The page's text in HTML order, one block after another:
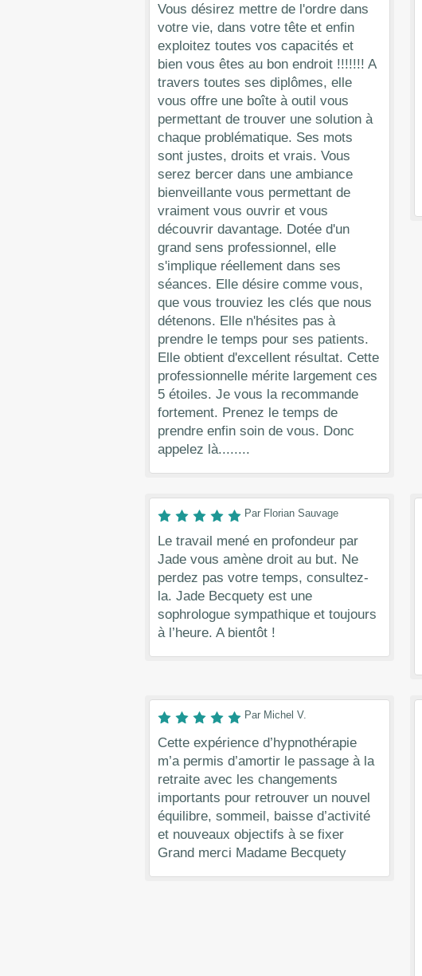
Vous désirez mettre de l'ordre dans
votre vie, dans votre tête et enfin
exploitez toutes vos capacités et
bien vous êtes au bon endroit !!!!!!! A
travers toutes ses diplômes, elle
vous offre une boîte à outil vous
permettant de trouver une solution à
chaque problématique. Ses mots
sont justes, droits et vrais. Vous
serez bercer dans une ambiance
bienveillante vous permettant de
vraiment vous ouvrir et vous
découvrir davantage. Dotée d'un
grand sens professionnel, elle
s'implique réellement dans ses
séances. Elle désire comme vous,
que vous trouviez les clés que nous
détenons. Elle n'hésites pas à
prendre le temps pour ses patients.
Elle obtient d'excellent résultat. Cette
professionnelle mérite largement ces
5 étoiles. Je vous la recommande
fortement. Prenez le temps de
prendre enfin soin de vous. Donc
appelez là........
Par Florian Sauvage
Le travail mené en profondeur par
Jade vous amène droit au but. Ne
perdez pas votre temps, consultez-
la. Jade Becquety est une
sophrologue sympathique et toujours
à l’heure. A bientôt !
Par Michel V.
Cette expérience d’hypnothérapie
m’a permis d’amortir le passage à la
retraite avec les changements
importants pour retrouver un nouvel
équilibre, sommeil, baisse d’activité
et nouveaux objectifs à se fixer
Grand merci Madame Becquety